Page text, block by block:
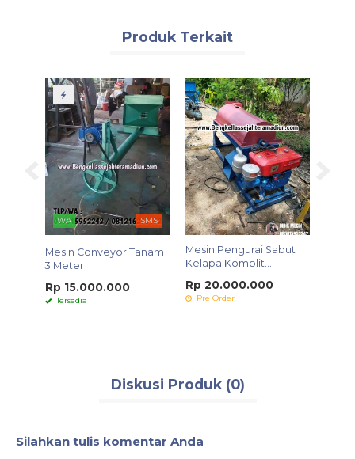
Produk Terkait
WA SMS
Mesin Conveyor Tanam
3 Meter
Rp 15.000.000
Tersedia
Mesin Pengurai Sabut
Kelapa Komplit....
Rp 20.000.000
Pre Order
Diskusi Produk (0)
Silahkan tulis komentar Anda